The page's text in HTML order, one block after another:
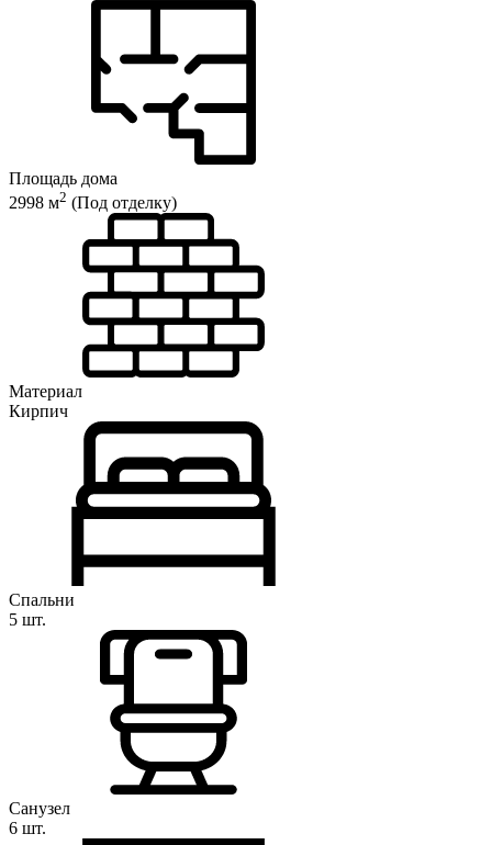
Площадь дома
2998 м2 (Под отделку)
Материал
Кирпич
Спальни
5 шт.
Санузел
6 шт.